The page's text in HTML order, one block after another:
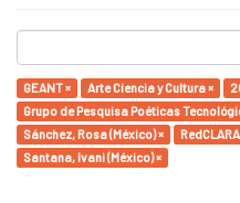
GEANT × Arte Ciencia y Cultura ×
Grupo de Pesquisa Poéticas
Sánchez, Rosa (México) ×
Santana, Ivani (México) ×